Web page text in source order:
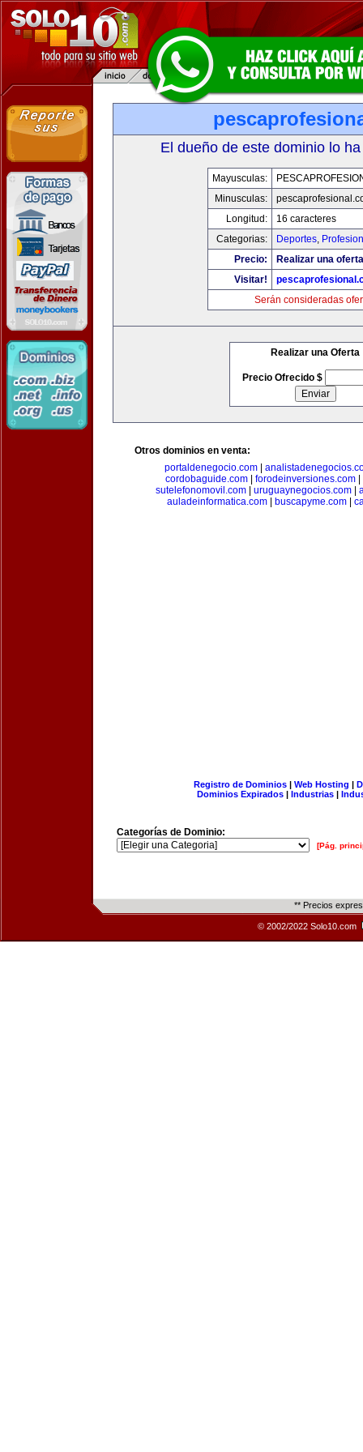
El dueño de este dominio lo
Mayusculas:
Minusculas:
Longitud:
16 caracteres
Categorias:
Deportes,
Precio:
Realizar una
Visitar!
Serán consideradas
Realizar una Oferta
Precio Ofrecido $
Otros dominios en venta:
portaldenegocio.com|
cordobaguide.com
forodeinversiones.com
sutelefonomovil.com| uruguaynegocios.com|
auladeinformatica.com| buscapyme.com|
Registro de Dominios| Web Hosting |
Dominios Expirados | Industrias |
Categorías de Dominio:
[Pág.
** Precios
© 2002/2022 Solo10.com